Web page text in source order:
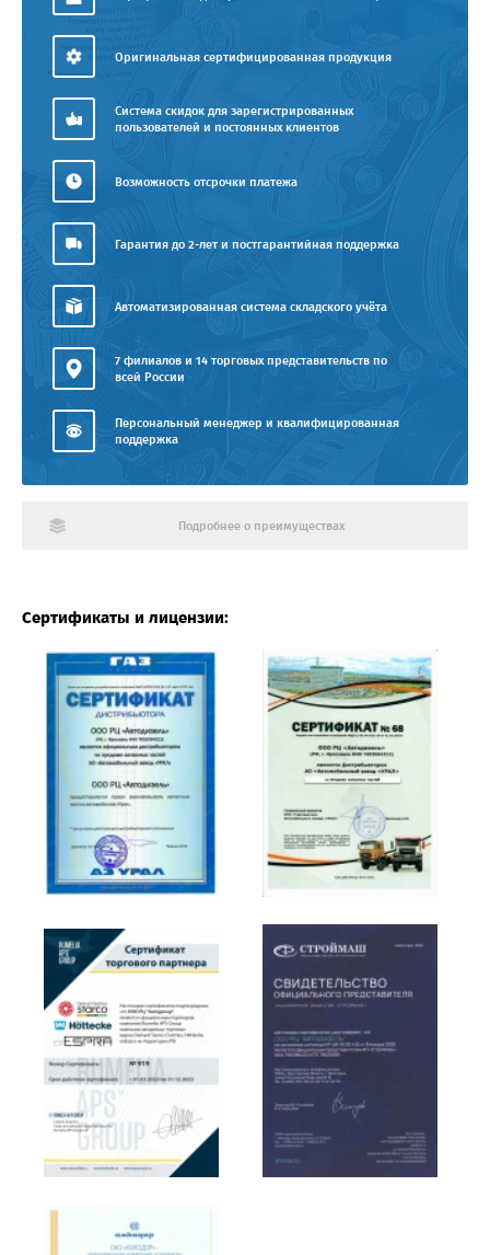
Оригинальная сертифицированная продукция
Система скидок для зарегистрированных
пользователей и постоянных клиентов
Возможность отсрочки платежа
Гарантия до 2-лет и постгарантийная поддержка
Автоматизированная система складского учёта
7 филиалов и 14 торговых представительств по
всей России
Персональный менеджер и квалифицированная
поддержка
Подробнее о преимуществах
Сертификаты и лицензии: